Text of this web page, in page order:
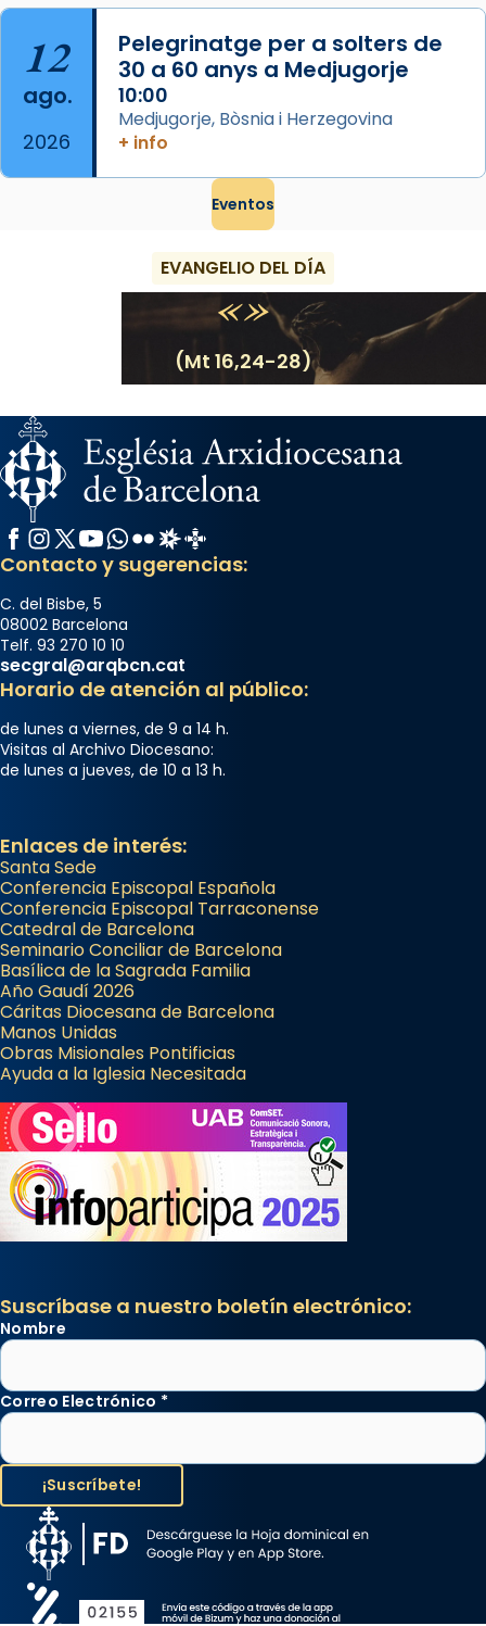
12
ago.
2026
Pelegrinatge per a solters de
30 a 60 anys a Medjugorje
10:00
Medjugorje, Bòsnia i Herzegovina
+ info
Eventos
EVANGELIO DEL DÍA
(Mt 16,24-28)
Facebook
Instagram
X / Twitter
YouTube
WhatsApp
FlickrRadio Estel
Catalunya Cristiana
Contacto y sugerencias:
C. del Bisbe, 5
08002 Barcelona
Telf. 93 270 10 10
secgral@arqbcn.cat
Horario de atención al público:
de lunes a viernes, de 9 a 14 h.
Visitas al Archivo Diocesano:
de lunes a jueves, de 10 a 13 h.
Enlaces de interés:
Santa Sede
Conferencia Episcopal Española
Conferencia Episcopal Tarraconense
Catedral de Barcelona
Seminario Conciliar de Barcelona
Basílica de la Sagrada Familia
Año Gaudí 2026
Cáritas Diocesana de Barcelona
Manos Unidas
Obras Misionales Pontificias
Ayuda a la Iglesia Necesitada
Suscríbase a nuestro boletín electrónico:
Nombre
Correo Electrónico *